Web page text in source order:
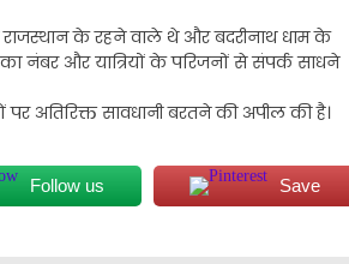
राजस्थान के रहने वाले थे और बदरीनाथ धाम के
का नंबर और यात्रियों के परिजनों से संपर्क साधने
अतिरिक्त सावधानी बरतने की अपील की है।
Follow us Save